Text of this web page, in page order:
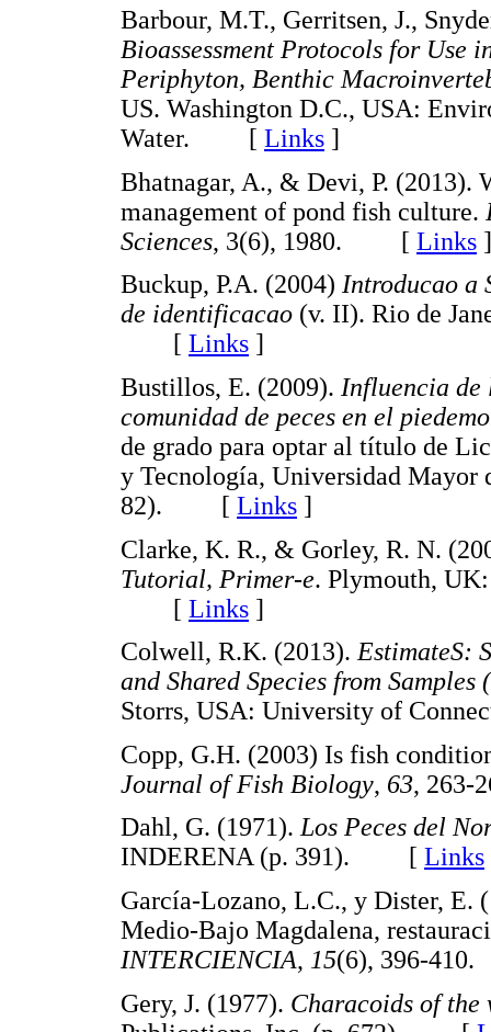
Barbour, M.T., Gerritsen, J.,
Bioassessment Protocols for Use
Periphyton, Benthic
US. Washington D.C., USA:
Water. [ Links ]
Bhatnagar, A., & Devi, P. (2013).
management of pond fish culture.
Sciences, 3(6), 1980. [ Links ]
Buckup, P.A. (2004) Introducao a
de identificacao (v. II). Rio de
[ Links ]
Bustillos, E. (2009). Influencia de
comunidad de peces en el
de grado para optar al título de
y Tecnología, Universidad Mayor
82). [ Links ]
Clarke, K. R., & Gorley, R. N.
Tutorial, Primer-e. Plymouth,
[ Links ]
Colwell, R.K. (2013).EstimateS:
and Shared Species from
Storrs, USA: University of
Copp, G.H. (2003) Is fish
Journal of Fish Biology, 63,
Dahl, G. (1971).Los Peces del
INDERENA (p. 391). [ Links
García-Lozano, L.C., y Dister, E.
Medio-Bajo Magdalena,
INTERCIENCIA, 15(6), 396-
Gery, J. (1977). Characoids of